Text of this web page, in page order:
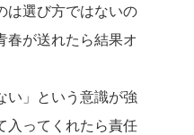
は選び方ではないの
春が送れたら結果オ
い」という意識が強
入ってくれたら責任